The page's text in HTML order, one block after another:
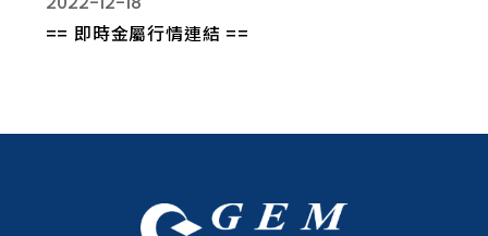
== 即時金屬行情連結 ==